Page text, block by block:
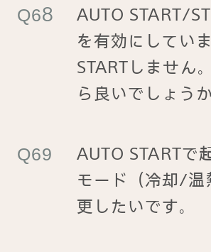
AUTO START/
を有効にしてい
STARTしません
ら良いでしょう
AUTO STARTで
モード（冷却/温
更したいです。